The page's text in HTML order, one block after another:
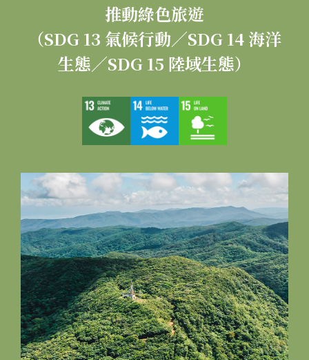
推動綠色旅遊
（SDG 13 氣候行動／SDG 14 海洋
生態／SDG 15 陸域生態）